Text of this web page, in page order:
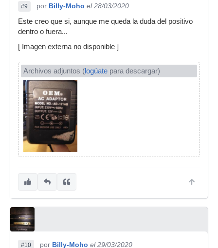
#9 por Billy-Moho el 28/03/2020
Este creo que si, aunque me queda la duda del positivo
dentro o fuera...
[ Imagen externa no disponible ]
Archivos adjuntos (logúate para descargar)
#10 por Billy-Moho el 29/03/2020